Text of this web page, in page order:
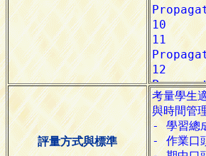
評量方式與標準